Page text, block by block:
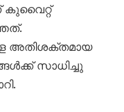
കുവൈറ്റ്
അതിശക്തമായ
സാധിച്ചു